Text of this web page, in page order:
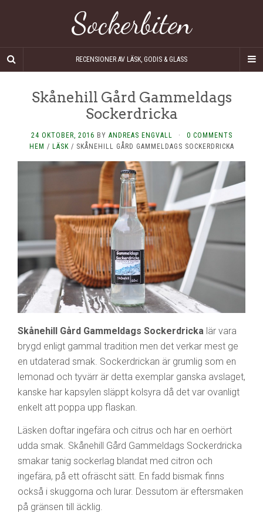
Sockerbiten
RECENSIONER AV LÄSK, GODIS & GLASS
Skånehill Gård Gammeldags
Sockerdricka
24 OKTOBER, 2016 BY ANDREAS ENGVALL ·
0 COMMENTS
HEM / LÄSK/ SKÅNEHILL GÅRD GAMMELDAGS SOCKERDRICKA
Skånehill Gård Gammeldags Sockerdricka lär vara
brygd enligt gammal tradition men det verkar mest ge
en utdaterad smak. Sockerdrickan är grumlig som en
lemonad och tyvärr är detta exemplar ganska avslaget,
kanske har kapsylen släppt kolsyra då det var ovanligt
enkelt att poppa upp flaskan.
Läsken doftar ingefära och citrus och har en oerhört
udda smak. Skånehill Gård Gammeldags Sockerdricka
smakar tanig sockerlag blandat med citron och
ingefära, på ett ofräscht sätt. En fadd bismak finns
också i skuggorna och lurar. Dessutom är eftersmaken
på gränsen till äcklig.